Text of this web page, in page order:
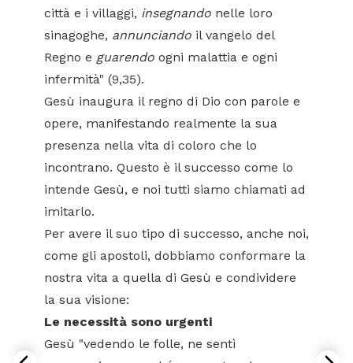
città e i villaggi, insegnando nelle loro
sinagoghe, annunciando il vangelo del
Regno e guarendo ogni malattia e ogni
infermità" (9,35).
Gesù inaugura il regno di Dio con parole e
opere, manifestando realmente la sua
presenza nella vita di coloro che lo
incontrano. Questo è il successo come lo
intende Gesù, e noi tutti siamo chiamati ad
imitarlo.
Per avere il suo tipo di successo, anche noi,
come gli apostoli, dobbiamo conformare la
nostra vita a quella di Gesù e condividere
la sua visione:
Le necessità sono urgenti
Gesù "vedendo le folle, ne sentì